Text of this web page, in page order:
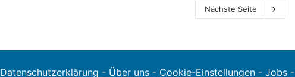
Nächste Seite
Datenschutzerklärung - Über uns- Cookie-Einstellungen- Jobs-